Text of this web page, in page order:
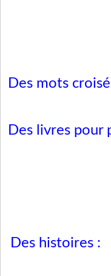
Des mots
Des livres
Des histoires :